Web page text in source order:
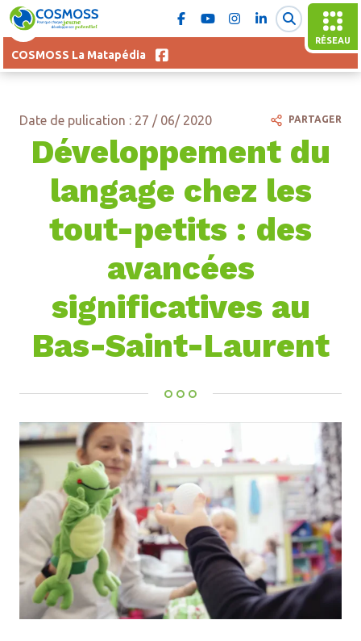
RÉSEAU
COSMOSS La Matapédia
Date de pulication : 27 / 06/ 2020
Développement du
langage chez les
tout-petits : des
avancées
significatives au
Bas-Saint-Laurent
PARTAGER